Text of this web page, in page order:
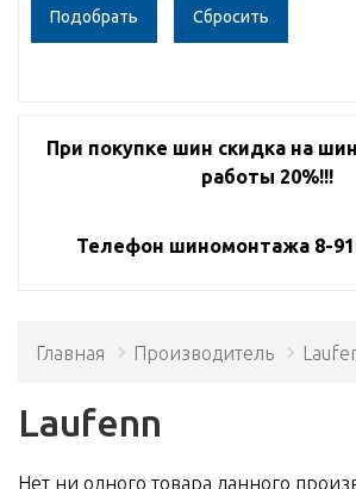
Сбросить
При покупке шин скидка на
работы 20%!!!
Телефон шиномонтажа 8-
Главная Производитель
Laufenn
Нет ни одного товара данного